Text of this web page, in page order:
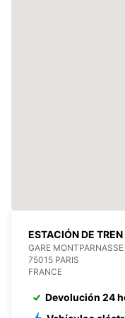
ESTACIÓN DE
GARE
75015 PARIS
FRANCE
Devolución 24